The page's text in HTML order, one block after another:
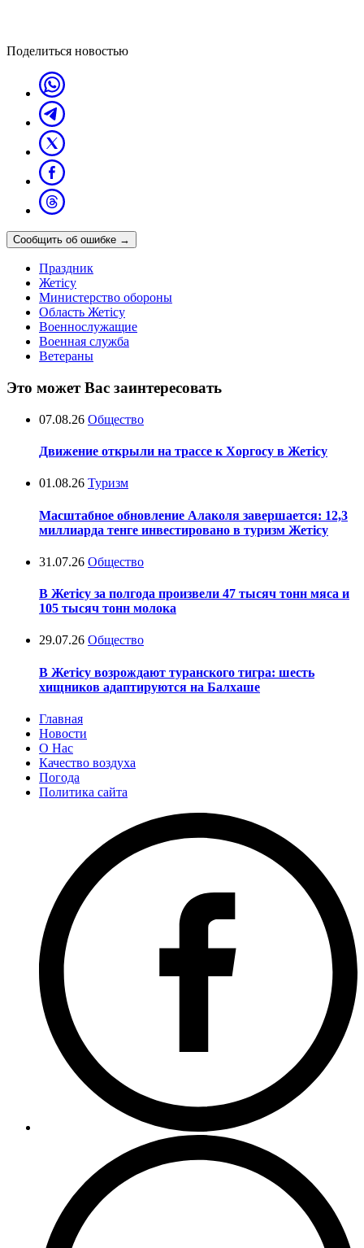
Поделиться новостью
Сообщить об ошибке →
Праздник
Жетісу
Министерство обороны
Область Жетісу
Военнослужащие
Военная служба
Ветераны
Это может Вас заинтересовать
07.08.26 Общество
Движение открыли на трассе к Хоргосу в Жетісу
01.08.26 Туризм
Масштабное обновление Алаколя завершается: 12,3
миллиарда тенге инвестировано в туризм Жетісу
31.07.26 Общество
В Жетісу за полгода произвели 47 тысяч тонн мяса и
105 тысяч тонн молока
29.07.26 Общество
В Жетісу возрождают туранского тигра: шесть
хищников адаптируются на Балхаше
Главная
Новости
О Нас
Качество воздуха
Погода
Политика сайта